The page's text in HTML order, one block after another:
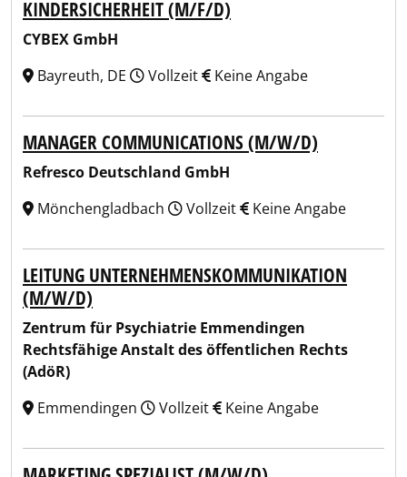
KINDERSICHERHEIT (M/F/D)
CYBEX GmbH
Bayreuth, DE
Vollzeit Keine Angabe
MANAGER COMMUNICATIONS (M/W/D)
Refresco Deutschland GmbH
Mönchengladbach
Vollzeit Keine Angabe
LEITUNG UNTERNEHMENSKOMMUNIKATION
(M/W/D)
Zentrum für Psychiatrie Emmendingen
Rechtsfähige Anstalt des öffentlichen Rechts
(AdöR)
Emmendingen
Vollzeit Keine Angabe